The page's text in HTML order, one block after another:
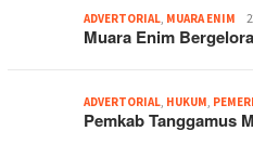
ADVERTORIAL, MUARA ENIM
Muara Enim
ADVERTORIAL, HUKUM,
Pemkab Tanggamus